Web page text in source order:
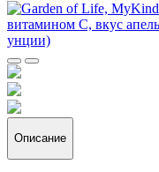
Описание